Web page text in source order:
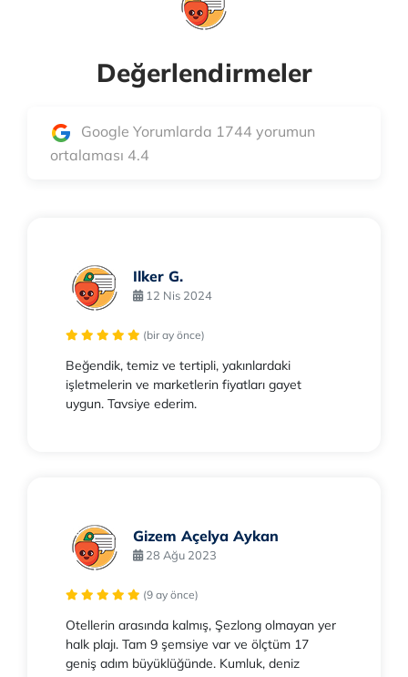
Değerlendirmeler
Google Yorumlarda 1744 yorumun
ortalaması 4.4
Ilker G.
12 Nis 2024
(bir ay önce)
Beğendik, temiz ve tertipli, yakınlardaki
işletmelerin ve marketlerin fiyatları gayet
uygun. Tavsiye ederim.
Gizem Açelya Aykan
28 Ağu 2023
(9 ay önce)
Otellerin arasında kalmış, Şezlong olmayan yer
halk plajı. Tam 9 şemsiye var ve ölçtüm 17
geniş adım büyüklüğünde. Kumluk, deniz